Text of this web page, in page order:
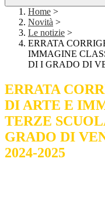
Home >
Novità >
Le notizie >
ERRATA
IMMAGINE
DI I GRADO DI
ERRATA
DI ARTE E
TERZE
GRADO DI
2024-2025